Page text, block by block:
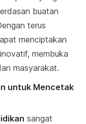
buatan
terus
menciptakan
membuka
masyarakat.
untuk Mencetak
sangat